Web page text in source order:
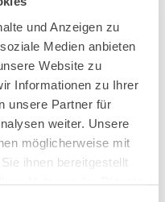
und Anzeigen zu
Medien anbieten
Website zu
Informationen zu Ihrer
unsere Partner für
weiter. Unsere
möglicherweise mit
ihnen bereitgestellt
Anwälte und
und
Corporation ist ein
für